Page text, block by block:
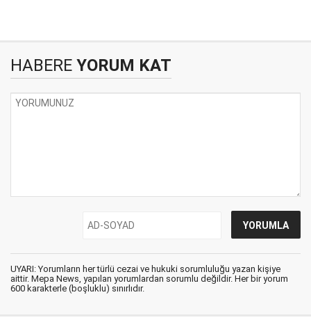
HABERE YORUM KAT
UYARI: Yorumların her türlü cezai ve hukuki sorumluluğu yazan kişiye
aittir. Mepa News, yapılan yorumlardan sorumlu değildir. Her bir yorum
600 karakterle (boşluklu) sınırlıdır.